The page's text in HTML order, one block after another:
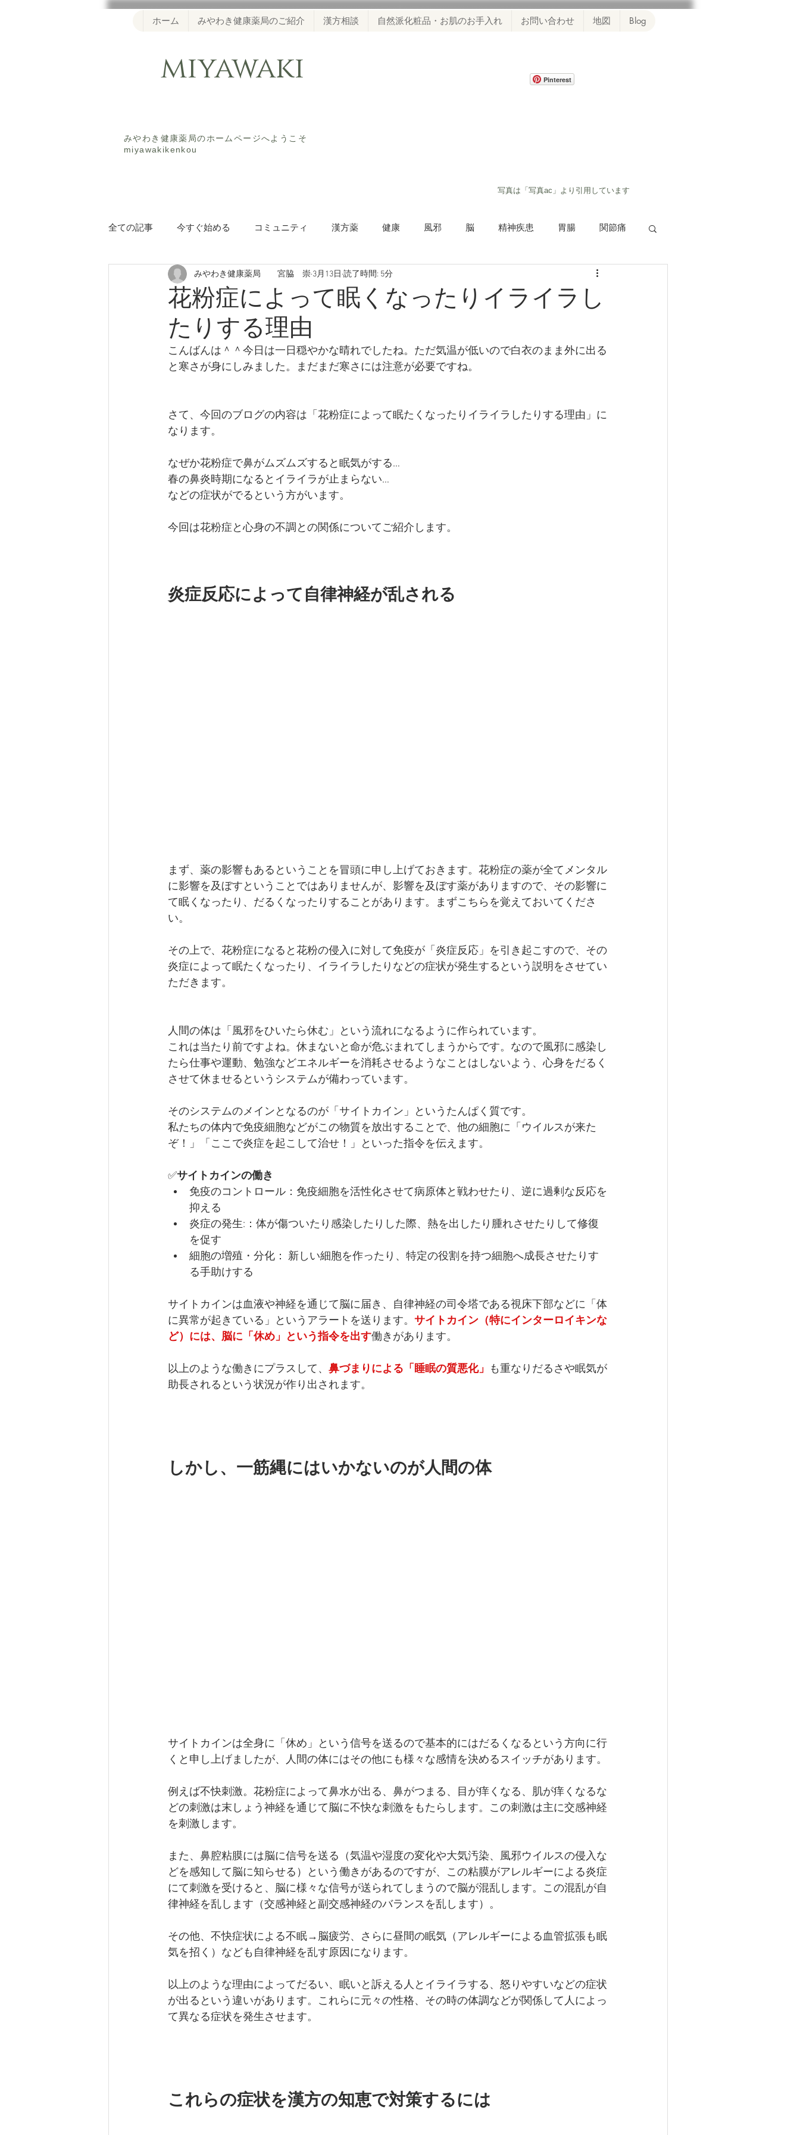
ホーム みやわき健康薬局のご紹介 漢方相談 自然派化粧品・お肌のお手入れ お問い合わせ 地図 Blog
miyawaki Pinterest
​みやわき健康薬局のホームページへようこそ
miyawakikenkou
​写真は「写真ac」より引用しています
全ての記事 今すぐ始める コミュニティ 漢方薬 健康 風邪 脳 精神疾患 胃腸 関節痛
アトピー性皮膚炎 腸内環境 うつ病 スマホ決済
更年期障害 頭痛 産後疲れ
肩こり 慢性疲労
花粉症によって眠くなったりイライラし
たりする理由
みやわき健康薬局 宮脇 崇 3月13日 読了時間: 5分
こんばんは＾＾今日は一日穏やかな晴れでしたね。ただ気温が低いので白衣のまま外に出る
と寒さが身にしみました。まだまだ寒さには注意が必要ですね。
さて、今回のブログの内容は「花粉症によって眠たくなったりイライラしたりする理由」に
なります。
なぜか花粉症で鼻がムズムズすると眠気がする…
春の鼻炎時期になるとイライラが止まらない…
などの症状がでるという方がいます。
今回は花粉症と心身の不調との関係についてご紹介します。
炎症反応によって自律神経が乱される
まず、薬の影響もあるということを冒頭に申し上げておきます。花粉症の薬が全てメンタル
に影響を及ぼすということではありませんが、影響を及ぼす薬がありますので、その影響に
て眠くなったり、だるくなったりすることがあります。まずこちらを覚えておいてくださ
い。
その上で、花粉症になると花粉の侵入に対して免疫が「炎症反応」を引き起こすので、その
炎症によって眠たくなったり、イライラしたりなどの症状が発生するという説明をさせてい
ただきます。
人間の体は「風邪をひいたら休む」という流れになるように作られています。
これは当たり前ですよね。休まないと命が危ぶまれてしまうからです。なので風邪に感染し
たら仕事や運動、勉強などエネルギーを消耗させるようなことはしないよう、心身をだるく
させて休ませるというシステムが備わっています。
そのシステムのメインとなるのが「サイトカイン」というたんぱく質です。
私たちの体内で免疫細胞などがこの物質を放出することで、他の細胞に「ウイルスが来た
ぞ！」「ここで炎症を起こして治せ！」といった指令を伝えます。
✅サイトカインの働き
免疫のコントロール：免疫細胞を活性化させて病原体と戦わせたり、逆に過剰な反応を
抑える
炎症の発生:：体が傷ついたり感染したりした際、熱を出したり腫れさせたりして修復
を促す
細胞の増殖・分化： 新しい細胞を作ったり、特定の役割を持つ細胞へ成長させたりす
る手助けする
サイトカインは血液や神経を通じて脳に届き、自律神経の司令塔である視床下部などに「体
に異常が起きている」というアラートを送ります。 サイトカイン（特にインターロイキンな
ど）には、脳に「休め」という指令を出す働きがあります。
以上のような働きにプラスして、 鼻づまりによる「睡眠の質悪化」
も重なりだるさや眠気が
助長されるという状況が作り出されます。
しかし、一筋縄にはいかないのが人間の体
サイトカインは全身に「休め」という信号を送るので基本的にはだるくなるという方向に行
くと申し上げましたが、人間の体にはその他にも様々な感情を決めるスイッチがあります。
例えば不快刺激。花粉症によって鼻水が出る、鼻がつまる、目が痒くなる、肌が痒くなるな
どの刺激は末しょう神経を通じて脳に不快な刺激をもたらします。この刺激は主に交感神経
を刺激します。
また、鼻腔粘膜には脳に信号を送る（気温や湿度の変化や大気汚染、風邪ウイルスの侵入な
どを感知して脳に知らせる）という働きがあるのですが、この粘膜がアレルギーによる炎症
にて刺激を受けると、脳に様々な信号が送られてしまうので脳が混乱します。この混乱が自
律神経を乱します（交感神経と副交感神経のバランスを乱します）。
その他、不快症状による不眠→脳疲労、さらに昼間の眠気（アレルギーによる血管拡張も眠
気を招く）なども自律神経を乱す原因になります。
以上のような理由によってだるい、眠いと訴える人とイライラする、怒りやすいなどの症状
が出るという違いがあります。これらに元々の性格、その時の体調などが関係して人によっ
て異なる症状を発生させます。
これらの症状を漢方の知恵で対策するには